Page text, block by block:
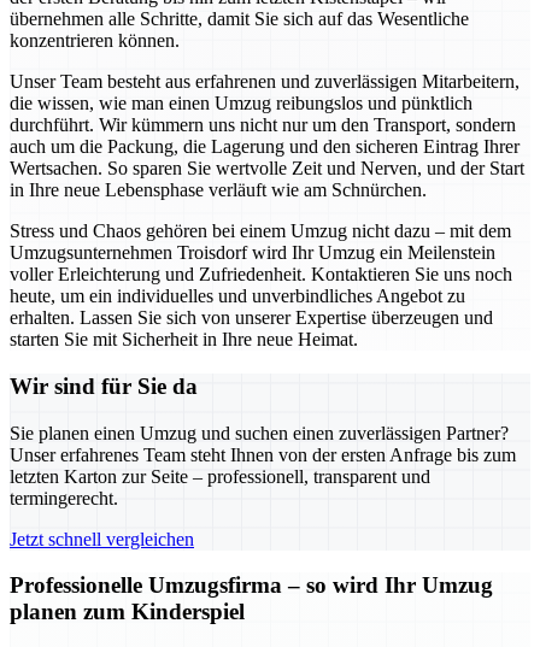
übernehmen alle Schritte, damit Sie sich auf das Wesentliche
konzentrieren können.
Unser Team besteht aus erfahrenen und zuverlässigen Mitarbeitern,
die wissen, wie man einen Umzug reibungslos und pünktlich
durchführt. Wir kümmern uns nicht nur um den Transport, sondern
auch um die Packung, die Lagerung und den sicheren Eintrag Ihrer
Wertsachen. So sparen Sie wertvolle Zeit und Nerven, und der Start
in Ihre neue Lebensphase verläuft wie am Schnürchen.
Stress und Chaos gehören bei einem Umzug nicht dazu – mit dem
Umzugsunternehmen Troisdorf wird Ihr Umzug ein Meilenstein
voller Erleichterung und Zufriedenheit. Kontaktieren Sie uns noch
heute, um ein individuelles und unverbindliches Angebot zu
erhalten. Lassen Sie sich von unserer Expertise überzeugen und
starten Sie mit Sicherheit in Ihre neue Heimat.
Wir sind für Sie da
Sie planen einen Umzug und suchen einen zuverlässigen Partner?
Unser erfahrenes Team steht Ihnen von der ersten Anfrage bis zum
letzten Karton zur Seite – professionell, transparent und
termingerecht.
Jetzt schnell vergleichen
Professionelle Umzugsfirma – so wird Ihr Umzug
planen zum Kinderspiel